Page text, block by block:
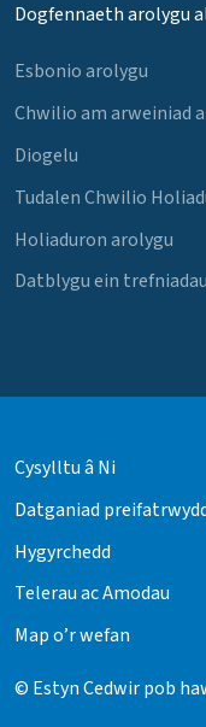
Dogfennaeth arolygu
Esbonio arolygu
Chwilio am arweiniad
Diogelu
Tudalen Chwilio
Holiaduron arolygu
Datblygu ein
Cysylltu â Ni
Datganiad
Hygyrchedd
Telerau ac Amodau
Map o’r wefan
© Estyn Cedwir pob